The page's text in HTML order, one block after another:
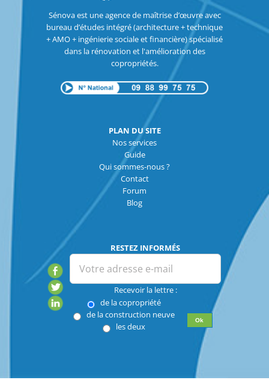
Sénova est une agence de maîtrise d’œuvre avec
bureau d’études intégré (architecture + technique
+ AMO + ingénierie sociale et financière) spécialisé
dans la rénovation et l'amélioration des
copropriétés.
PLAN DU SITE
Nos services
Guide
Qui sommes-nous ?
Contact
Forum
Blog
RESTEZ INFORMÉS
Recevoir la lettre :
de la copropriété
de la construction neuve
les deux